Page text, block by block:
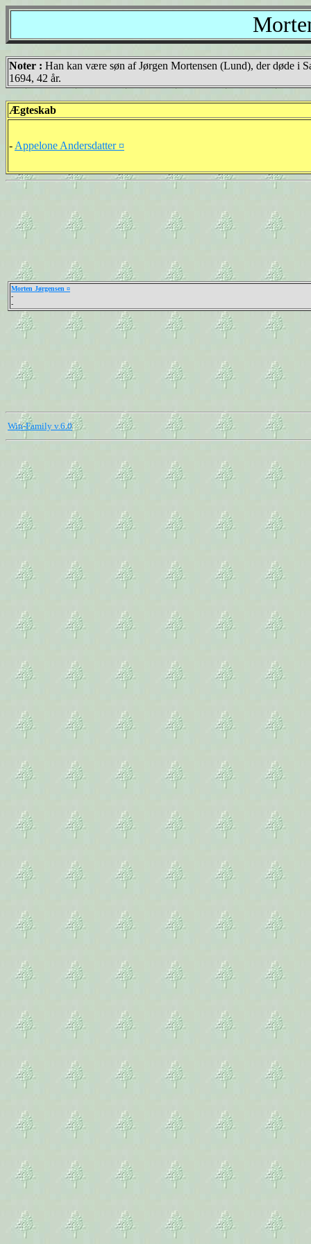
Noter : Han kan være søn af Jørgen Mortensen (Lund), der døde i
1694, 42 år.
Ægteskab
- Appelone Andersdatter ¤
Morten Jørgensen ¤
-
-
Win-Family v.6.0